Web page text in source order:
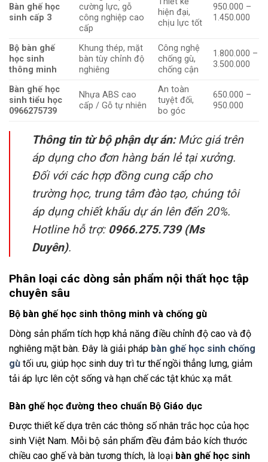
Bàn ghế học
sinh cấp 3
cường lực, gỗ
công nghiệp cao
cấp
hiện đại,
chịu lực tốt
950.000 –
1.450.000
Bộ bàn ghế
học sinh
thông minh
Khung thép, mặt
bàn tùy chỉnh độ
nghiêng
Công nghệ
chống gù,
chống cận
1.800.000 –
3.500.000
Bàn ghế học
sinh tiểu học
0966275739
Nhựa ABS cao
cấp / Gỗ tự nhiên
An toàn
tuyệt đối,
bo góc
650.000 –
950.000
Thông tin từ bộ phận dự án:Mức giá trên
áp dụng cho đơn hàng bán lẻ tại xưởng.
Đối với các hợp đồng cung cấp cho
trường học, trung tâm đào tạo, chúng tôi
áp dụng chiết khấu dự án lên đến 20%.
Hotline hỗ trợ: 0966.275.739 (Ms
Duyên).
Phân loại các dòng sản phẩm nội thất học tập
chuyên sâu
Bộ bàn ghế học sinh thông minh và chống gù
Dòng sản phẩm tích hợp khả năng điều chỉnh độ cao và độ
nghiêng mặt bàn. Đây là giải pháp bàn ghế học sinh chống
gù tối ưu, giúp học sinh duy trì tư thế ngồi thẳng lưng, giảm
tải áp lực lên cột sống và hạn chế các tật khúc xạ mắt.
Bàn ghế học đường theo chuẩn Bộ Giáo dục
Được thiết kế dựa trên các thông số nhân trắc học của học
sinh Việt Nam. Mỗi bộ sản phẩm đều đảm bảo kích thước
chiều cao ghế và bàn tương thích, là loại bàn ghế học sinh